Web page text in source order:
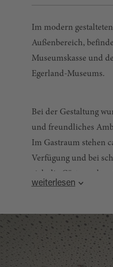
Im modern
Außenbereich,
Museumskasse und
Egerland-Museums.
Bei der Gestaltung
und freundliches
Im Gastraum stehen
Verfügung und bei
sich die Gäste auch
mit 22 Sitzplätzen auf
Snacks und süße
Abwechslungsreiche
von Freitag bis
Vollständige
weiterlesen